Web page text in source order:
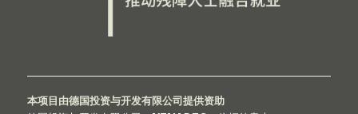
本项目由德国投资与开发有限公司提供资助